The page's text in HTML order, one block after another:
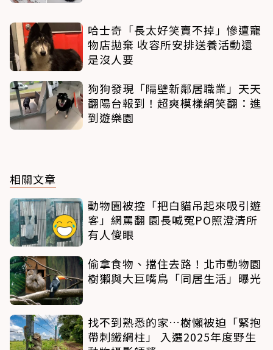
哈士奇「長太好笑賣不掉」慘遭寵
物店拋棄 收容所安排送養活動還
是沒人要
狗狗發現「隔壁新鄰居職業」天天
翻陽台報到！超爽模樣網笑翻：進
到遊樂園
相關文章
動物園被控「把白貓吊起來吸引遊
客」網罵翻 園長喊冤PO照澄清所
有人傻眼
偷拿食物、擋住去路！北市動物園
樹獺與大巨嘴鳥「同居生活」曝光
找不到熟悉的家…樹懶被迫「緊抱
帶刺鐵網柱」 入選2025年度野生